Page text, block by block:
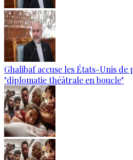
Ghalibaf accuse les États-Unis
"diplomatie théâtrale en boucle"